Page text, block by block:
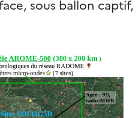
sous ballon captif,